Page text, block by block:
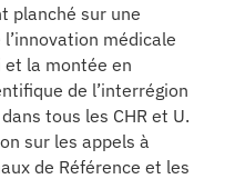
planché sur une
médicale
et la montée en
de l’interrégion
tous les CHR et U.
sur les appels à
de Référence et les